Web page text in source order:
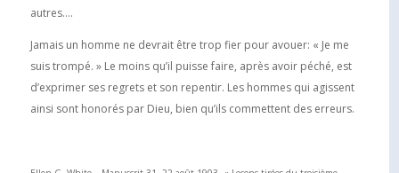
autres….
Jamais un homme ne devrait être trop fier pour avouer: « Je me
suis trompé. » Le moins qu’il puisse faire, après avoir péché, est
d’exprimer ses regrets et son repentir. Les hommes qui agissent
ainsi sont honorés par Dieu, bien qu’ils commettent des erreurs.